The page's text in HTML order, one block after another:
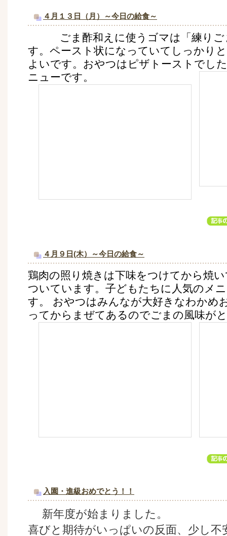
４月１３日（月）～今日の給食～
ごま酢和えに使うゴマは「練りご
す。ペースト状になっていてしっかり
よいです。おやつはピザトーストでし
ニューです。
４月９日(木）～今日の給食～
鶏肉の照り焼きは下味をつけてから焼
ついています。子どもたちに人気のメ
す。 おやつはみんなが大好きなわかめ
ってからまぜてあるのでごまの風味が
入園・進級おめでとう！！
新年度が始まりました。
喜びと期待がいっぱいの反面、少し